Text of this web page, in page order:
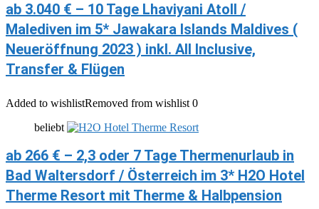
ab 3.040 € – 10 Tage Lhaviyani Atoll /
Malediven im 5* Jawakara Islands Maldives (
Neueröffnung 2023 ) inkl. All Inclusive,
Transfer & Flügen
Added to wishlistRemoved from wishlist 0
beliebt
ab 266 € – 2,3 oder 7 Tage Thermenurlaub in
Bad Waltersdorf / Österreich im 3* H2O Hotel
Therme Resort mit Therme & Halbpension